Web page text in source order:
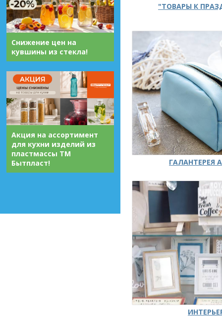
Снижение цен на
кувшины из стекла!
Акция на ассортимент
для кухни изделий из
пластмассы ТМ
Бытпласт!
"ТОВАРЫ К
ГАЛАНТЕРЕЯ